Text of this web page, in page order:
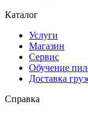
Каталог
Услуги
Магазин
Сервис
Обучение
Доставка
Справка